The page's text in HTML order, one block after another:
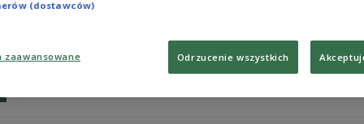
Zobacz więcej na temat:
(dostawców)
zaawansowane Odrzucenie wszystkich